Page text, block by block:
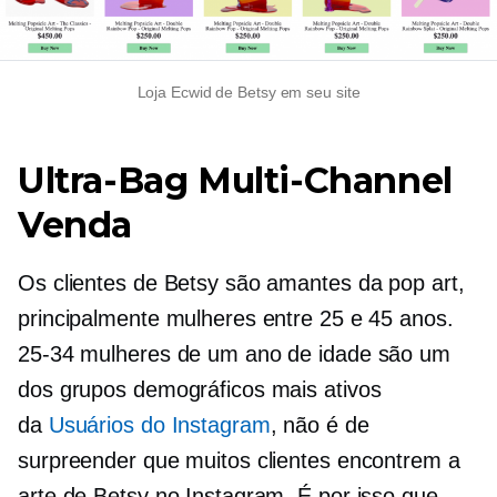
Loja Ecwid de Betsy em seu site
Ultra-Bag Multi-Channel
Venda
Os clientes de Betsy são amantes da pop art,
principalmente mulheres entre 25 e 45 anos.
25-34mulheres de um ano de idade são um
dos grupos demográficos mais ativos
da Usuários do Instagram, não é de
surpreender que muitos clientes encontrem a